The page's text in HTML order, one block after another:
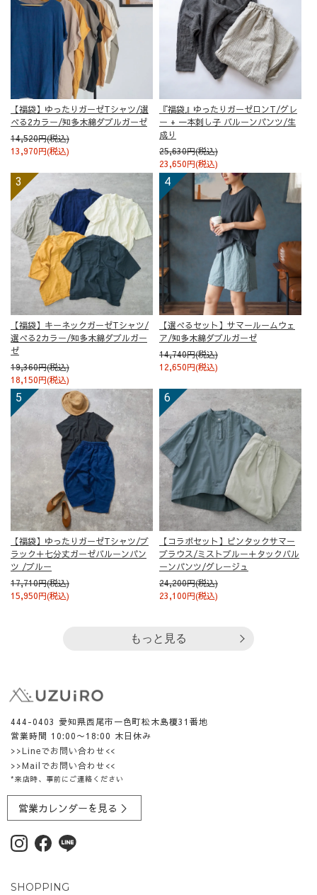
【福袋】ゆったりガーゼTシャツ/選
べる2カラー/知多木綿ダブルガーゼ
14,520円(税込)
13,970円(税込)
『福袋』ゆったりガーゼロンT/グレ
ー + 一本刺し子 バルーンパンツ/生
成り
25,630円(税込)
23,650円(税込)
【福袋】キーネックガーゼTシャツ/
選べる2カラー/知多木綿ダブルガー
ゼ
19,360円(税込)
18,150円(税込)
【選べるセット】サマールームウェ
ア/知多木綿ダブルガーゼ
14,740円(税込)
12,650円(税込)
【福袋】ゆったりガーゼTシャツ/ブ
ラック＋七分丈ガーゼバルーンパン
ツ /ブルー
17,710円(税込)
15,950円(税込)
【コラボセット】ピンタックサマー
ブラウス/ミストブルー＋タックバル
ーンパンツ/グレージュ
24,200円(税込)
23,100円(税込)
もっと見る
444-0403 愛知県西尾市一色町松木島榎31番地
営業時間 10:00〜18:00 木日休み
>>Lineでお問い合わせ<<
>>Mailでお問い合わせ<<
*来店時、事前にご連絡ください
営業カレンダーを見る ＞
SHOPPING